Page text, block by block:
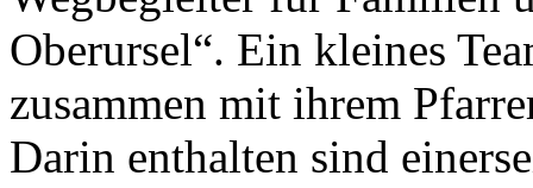
Oberursel“. Ein kleines
zusammen mit ihrem
Darin enthalten sind